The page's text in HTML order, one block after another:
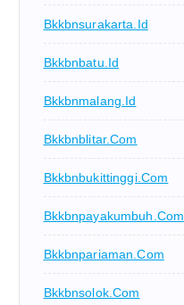
Bkkbnsurakarta.id
Bkkbnbatu.id
Bkkbnmalang.id
Bkkbnblitar.com
Bkkbnbukittinggi.com
Bkkbnpayakumbuh.com
Bkkbnpariaman.com
Bkkbnsolok.com